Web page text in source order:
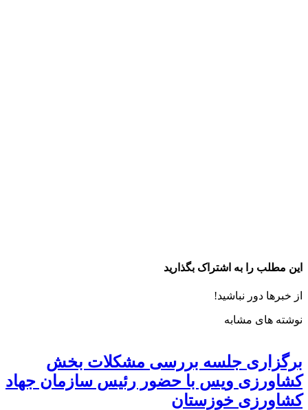
این مطلب را به اشتراک بگذارید
از خبرها دور نباشید!
نوشته های مشابه
برگزاری جلسه بررسی مشکلات بخش
کشاورزی ویس با حضور رئیس سازمان جهاد
کشاورزی خوزستان